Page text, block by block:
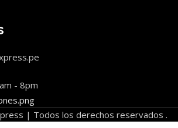
- 8pm
| Todos los derechos reservados .